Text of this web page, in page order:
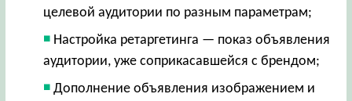
целевой аудитории по разным параметрам;
Настройка ретаргетинга — показ объявления
аудитории, уже соприкасавшейся с брендом;
Дополнение объявления изображением и